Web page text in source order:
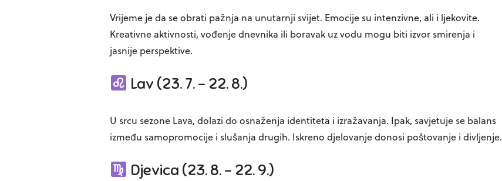
Vrijeme je da se obrati pažnja na unutarnji svijet. Emocije su intenzivne, ali i ljekovite.
Kreativne aktivnosti, vođenje dnevnika ili boravak uz vodu mogu biti izvor smirenja i
jasnije perspektive.
Lav (23. 7. – 22. 8.)
U srcu sezone Lava, dolazi do osnaženja identiteta i izražavanja. Ipak, savjetuje se balans
između samopromocije i slušanja drugih. Iskreno djelovanje donosi poštovanje i divljenje.
Djevica (23. 8. – 22. 9.)